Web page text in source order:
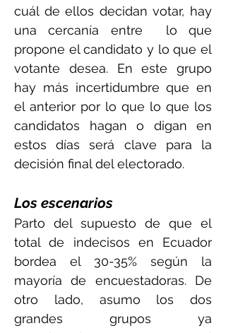
cuál de ellos decidan votar, hay
una cercanía entre lo que
propone el candidato y lo que el
votante desea. En este grupo
hay más incertidumbre que en
el anterior por lo que lo que los
candidatos hagan o digan en
estos días será clave para la
decisión final del electorado.
Los escenarios
Parto del supuesto de que el
total de indecisos en Ecuador
bordea el 30-35% según la
mayoría de encuestadoras. De
otro lado, asumo los dos
grandes grupos ya